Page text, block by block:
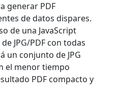
generar PDF
de datos dispares.
de una JavaScript
JPG/PDF con todas
un conjunto de JPG
el menor tiempo
PDF compacto y